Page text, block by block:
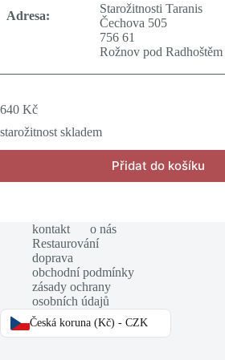
Adresa:
Starožitnosti Taranis
Čechova 505
756 61
Rožnov pod Radhoštěm
640 Kč
starožitnost skladem
Přidat do košíku
kontakt
o nás
Restaurování
doprava
obchodní podmínky
zásady ochrany
osobních údajů
Česká koruna (Kč) - CZK